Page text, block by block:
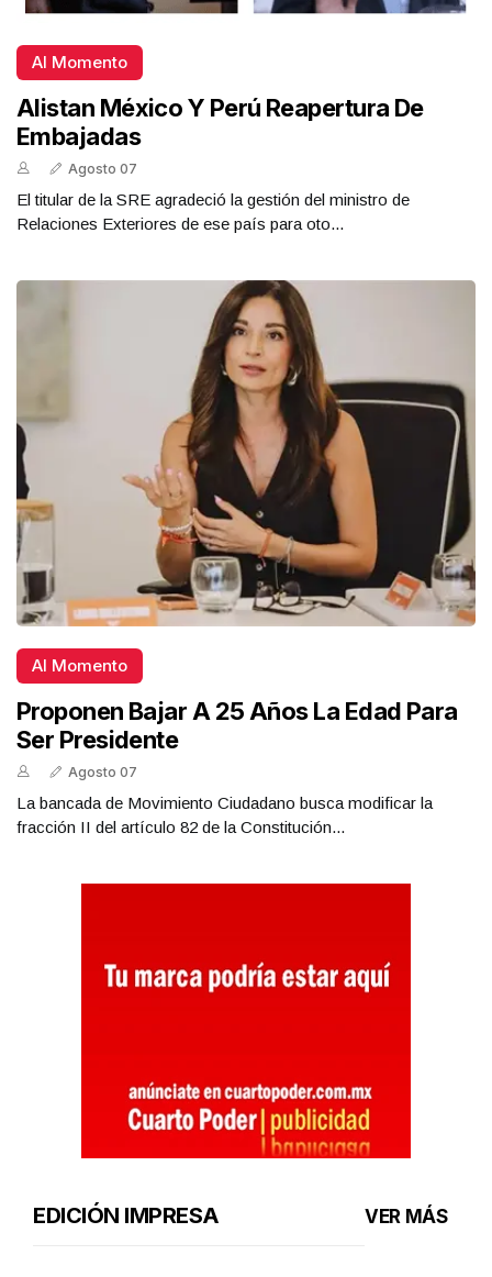
Al Momento
Alistan México Y Perú Reapertura De
Embajadas
Agosto 07
El titular de la SRE agradeció la gestión del ministro de
Relaciones Exteriores de ese país para oto...
Al Momento
Proponen Bajar A 25 Años La Edad Para
Ser Presidente
Agosto 07
La bancada de Movimiento Ciudadano busca modificar la
fracción II del artículo 82 de la Constitución...
EDICIÓN IMPRESA VER MÁS